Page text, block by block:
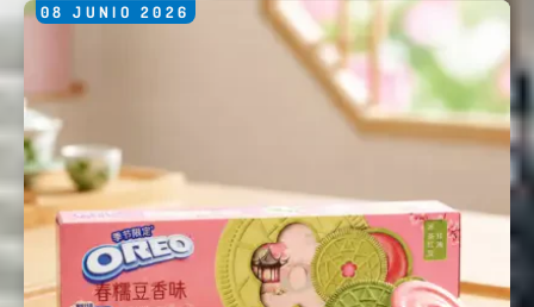
08 JUNIO 2026